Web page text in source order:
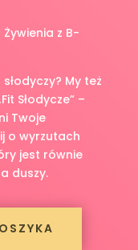
z B-
My też
Słodycze” –
Twoje
o wyrzutach
jest równie
duszy.